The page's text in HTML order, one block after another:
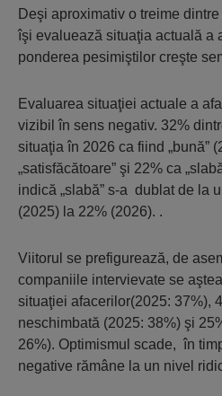
Deşi aproximativ o treime
îşi evaluează situaţia actuală a
ponderea pesimiştilor creşte
Evaluarea situaţiei actuale a
vizibil în sens negativ. 32%
situaţia în 2026 ca fiind „bună”
„satisfăcătoare” şi 22% ca
indică „slabă” s-a dublat de la
(2025) la 22% (2026). .
Viitorul se prefigurează, de
companiile intervievate se
situaţiei afacerilor(2025: 37%),
neschimbată (2025: 38%) şi
26%). Optimismul scade, în
negative rămâne la un nivel